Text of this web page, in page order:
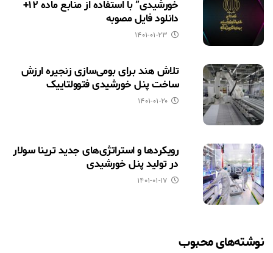
خورشیدی” با استفاده از منابع ماده ۱۲+
دانلود فایل مصوبه
۱۴۰۱-۰۱-۲۳
تلاش هند برای بومی‌سازی زنجیره ارزش
ساخت پنل خورشیدی فتوولتاییک
۱۴۰۱-۰۱-۲۰
رویکردها و استراتژی‌های جدید ترینا سولار
در تولید پنل خورشیدی
۱۴۰۱-۰۱-۱۷
نوشته‌های محبوب